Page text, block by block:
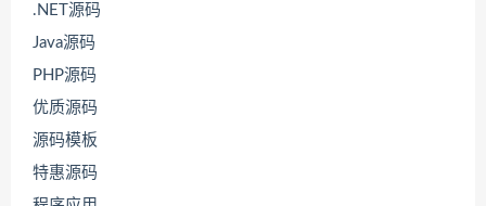
.NET源码
Java源码
PHP源码
优质源码
源码模板
特惠源码